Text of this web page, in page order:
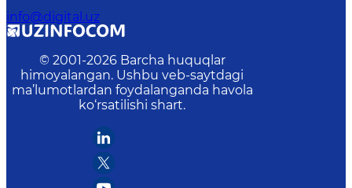
info@digital.uz
© 2001-2026 Barcha huquqlar
himoyalangan. Ushbu veb-saytdagi
ma’lumotlardan foydalanganda havola
ko‘rsatilishi shart.